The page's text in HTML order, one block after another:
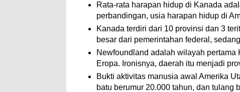
Rata-rata harapan hidup di Kanada
perbandingan, usia harapan hidup di
Kanada terdiri dari 10 provinsi dan 3
besar dari pemerintahan federal,
Newfoundland adalah wilayah
Eropa. Ironisnya, daerah itu menjadi
Bukti aktivitas manusia awal Amerika
batu berumur 20.000 tahun, dan tulang